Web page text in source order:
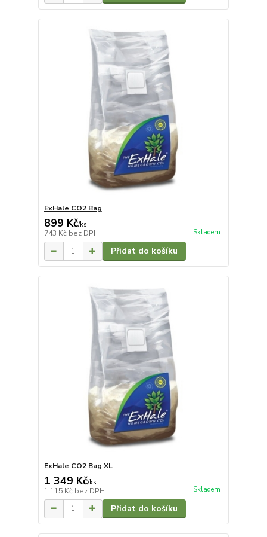
ExHale CO2 Bag
899 Kč/ks
743 Kč bez DPH Skladem
Přidat do košíku
ExHale CO2 Bag XL
1 349 Kč/ks
1 115 Kč bez DPH Skladem
Přidat do košíku